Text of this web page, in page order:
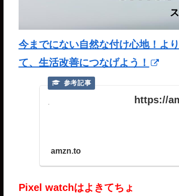
今までにない自然な付け心地！よ
て、生活改善につなげよう！
https://
amzn.to
Pixel watchはよきてちょ